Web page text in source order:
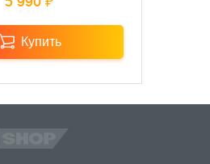
Купить